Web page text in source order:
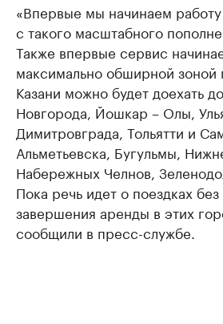
«Впервые мы начинаем
с такого масштабного
Также впервые сервис
максимально обширной зоной
Казани можно будет доехать
Новгорода, Йошкар – Олы,
Димитровграда, Тольятти и
Альметьевска, Бугульмы,
Набережных Челнов,
Пока речь идет о поездках
завершения аренды в этих
сообщили в пресс-службе.